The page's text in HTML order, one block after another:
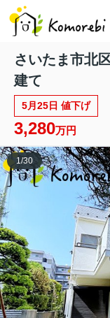
さいたま市
建て
5月25日 値下げ
3,280万円
1/30